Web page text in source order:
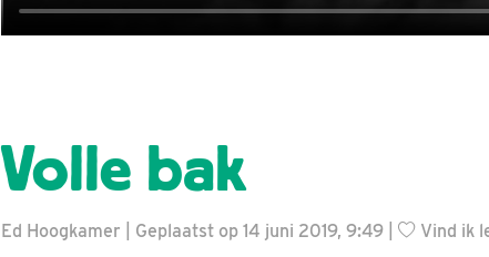
Volle bak
Ed Hoogkamer | Geplaatst op 14 juni 2019, 9:49 | Vind ik